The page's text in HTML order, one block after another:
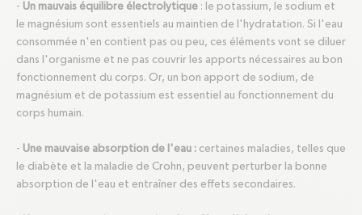
- Un mauvais équilibre électrolytique : le potassium, le sodium et
le magnésium sont essentiels au maintien de l'hydratation. Si l'eau
consommée n'en contient pas ou peu, ces éléments vont se diluer
dans l'organisme et ne pas couvrir les apports nécessaires au bon
fonctionnement du corps. Or, un bon apport de sodium, de
magnésium et de potassium est essentiel au fonctionnement du
corps humain.
- Une mauvaise absorption de l'eau : certaines maladies, telles que
le diabète et la maladie de Crohn, peuvent perturber la bonne
absorption de l'eau et entraîner des effets secondaires.